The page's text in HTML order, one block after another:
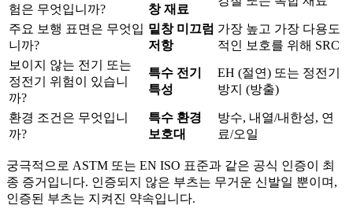
험은 무엇입니까? 창 재료
주요 보행 표면은 무엇입
니까?
밑창 미끄럼
저항
가장 높고 가장 다용도
적인 보호를 위해 SRC
보이지 않는 전기 또는
정전기 위험이 있습니
까?
특수 전기
특성
EH (절연) 또는 정전기
방지 (방출)
환경 조건은 무엇입니
까?
특수 환경
보호대
방수, 내열/내한성, 연
료/오일
궁극적으로 ASTM 또는 EN ISO 표준과 같은 공식 인증이 최
종 증거입니다. 인증되지 않은 부츠는 무거운 신발일 뿐이며,
인증된 부츠는 지켜진 약속입니다.